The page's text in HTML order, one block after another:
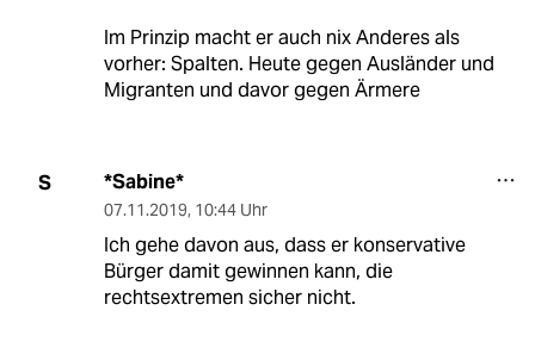
Im Prinzip macht er auch nix Anderes als
vorher: Spalten. Heute gegen Ausländer und
Migranten und davor gegen Ärmere
S *Sabine*
07.11.2019, 10:44 Uhr
Ich gehe davon aus, dass er konservative
Bürger damit gewinnen kann, die
rechtsextremen sicher nicht.